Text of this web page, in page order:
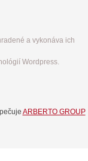
a vykonáva ich
Wordpress.
ARBERTO GROUP